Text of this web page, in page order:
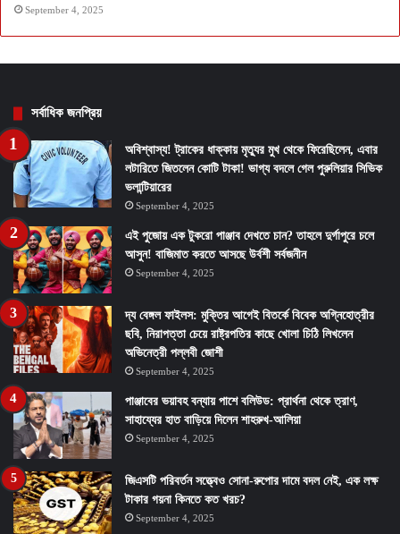
September 4, 2025
সর্বাধিক জনপ্রিয়
অবিশ্বাস্য! ট্রাকের ধাক্কায় মৃত্যুর মুখ থেকে ফিরেছিলেন, এবার
লটারিতে জিতলেন কোটি টাকা! ভাগ্য বদলে গেল পুরুলিয়ার সিভিক
ভলান্টিয়ারের
September 4, 2025
এই পুজোয় এক টুকরো পাঞ্জাব দেখতে চান? তাহলে দুর্গাপুরে চলে
আসুন! বাজিমাত করতে আসছে উর্বশী সর্বজনীন
September 4, 2025
দ্য বেঙ্গল ফাইলস: মুক্তির আগেই বিতর্কে বিবেক অগ্নিহোত্রীর
ছবি, নিরাপত্তা চেয়ে রাষ্ট্রপতির কাছে খোলা চিঠি লিখলেন
অভিনেত্রী পল্লবী জোশী
September 4, 2025
পাঞ্জাবের ভয়াবহ বন্যায় পাশে বলিউড: প্রার্থনা থেকে ত্রাণ,
সাহায্যের হাত বাড়িয়ে দিলেন শাহরুখ-আলিয়া
September 4, 2025
জিএসটি পরিবর্তন সত্ত্বেও সোনা-রুপোর দামে বদল নেই, এক লক্ষ
টাকার গয়না কিনতে কত খরচ?
September 4, 2025